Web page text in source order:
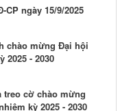
CP ngày 15/9/2025
chào mừng Đại hội
- 2030
treo cờ chào mừng
kỳ 2025 - 2030